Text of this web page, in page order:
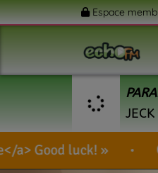
Espace
JECK
CarlosAnalf A